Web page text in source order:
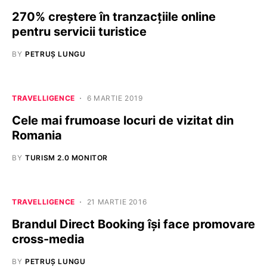
270% creștere în tranzacțiile online
pentru servicii turistice
BY PETRUȘ LUNGU
TRAVELLIGENCE 6 MARTIE 2019
Cele mai frumoase locuri de vizitat din
Romania
BY TURISM 2.0 MONITOR
TRAVELLIGENCE 21 MARTIE 2016
Brandul Direct Booking își face promovare
cross-media
BY PETRUȘ LUNGU